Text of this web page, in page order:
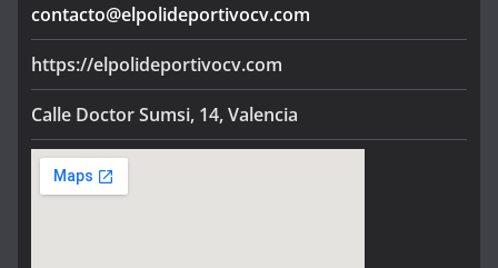
contacto@elpolideportivocv.com
https://elpolideportivocv.com
Calle Doctor Sumsi, 14, Valencia